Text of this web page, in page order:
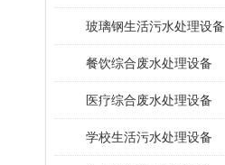
玻璃钢生活污水处理设备
餐饮综合废水处理设备
医疗综合废水处理设备
学校生活污水处理设备